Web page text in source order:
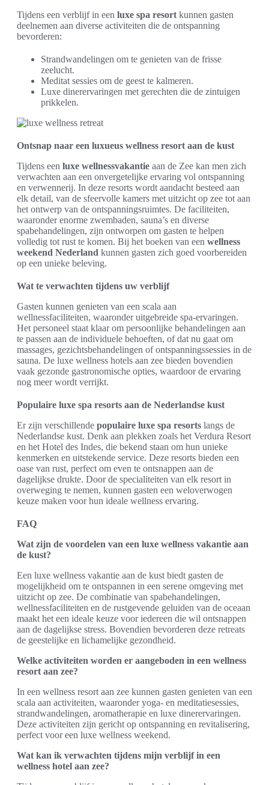
Tijdens een verblijf in een luxe spa resort kunnen gasten
deelnemen aan diverse activiteiten die de ontspanning
bevorderen:
Strandwandelingen om te genieten van de frisse
zeelucht.
Meditat sessies om de geest te kalmeren.
Luxe dinerervaringen met gerechten die de zintuigen
prikkelen.
Ontsnap naar een luxueus wellness resort aan de kust
Tijdens een luxe wellnessvakantie aan de Zee kan men zich
verwachten aan een onvergetelijke ervaring vol ontspanning
en verwennerij. In deze resorts wordt aandacht besteed aan
elk detail, van de sfeervolle kamers met uitzicht op zee tot aan
het ontwerp van de ontspanningsruimtes. De faciliteiten,
waaronder enorme zwembaden, sauna’s en diverse
spabehandelingen, zijn ontworpen om gasten te helpen
volledig tot rust te komen. Bij het boeken van een wellness
weekend Nederland kunnen gasten zich goed voorbereiden
op een unieke beleving.
Wat te verwachten tijdens uw verblijf
Gasten kunnen genieten van een scala aan
wellnessfaciliteiten, waaronder uitgebreide spa-ervaringen.
Het personeel staat klaar om persoonlijke behandelingen aan
te passen aan de individuele behoeften, of dat nu gaat om
massages, gezichtsbehandelingen of ontspanningssessies in de
sauna. De luxe wellness hotels aan zee bieden bovendien
vaak gezonde gastronomische opties, waardoor de ervaring
nog meer wordt verrijkt.
Populaire luxe spa resorts aan de Nederlandse kust
Er zijn verschillende populaire luxe spa resorts langs de
Nederlandse kust. Denk aan plekken zoals het Verdura Resort
en het Hotel des Indes, die bekend staan om hun unieke
kenmerken en uitstekende service. Deze resorts bieden een
oase van rust, perfect om even te ontsnappen aan de
dagelijkse drukte. Door de specialiteiten van elk resort in
overweging te nemen, kunnen gasten een weloverwogen
keuze maken voor hun ideale wellness ervaring.
FAQ
Wat zijn de voordelen van een luxe wellness vakantie aan
de kust?
Een luxe wellness vakantie aan de kust biedt gasten de
mogelijkheid om te ontspannen in een serene omgeving met
uitzicht op zee. De combinatie van spabehandelingen,
wellnessfaciliteiten en de rustgevende geluiden van de oceaan
maakt het een ideale keuze voor iedereen die wil ontsnappen
aan de dagelijkse stress. Bovendien bevorderen deze retreats
de geestelijke en lichamelijke gezondheid.
Welke activiteiten worden er aangeboden in een wellness
resort aan zee?
In een wellness resort aan zee kunnen gasten genieten van een
scala aan activiteiten, waaronder yoga- en meditatiesessies,
strandwandelingen, aromatherapie en luxe dinerervaringen.
Deze activiteiten zijn gericht op ontspanning en revitalisering,
perfect voor een luxe wellness weekend.
Wat kan ik verwachten tijdens mijn verblijf in een
wellness hotel aan zee?